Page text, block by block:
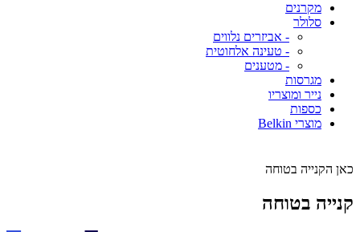
מקרנים
סלולר
- אביזרים נלווים
- טעינה אלחוטית
- מטענים
מגרסות
נייר ומוצריו
כספות
מוצרי Belkin
כאן הקנייה בטוחה
קנייה בטוחה